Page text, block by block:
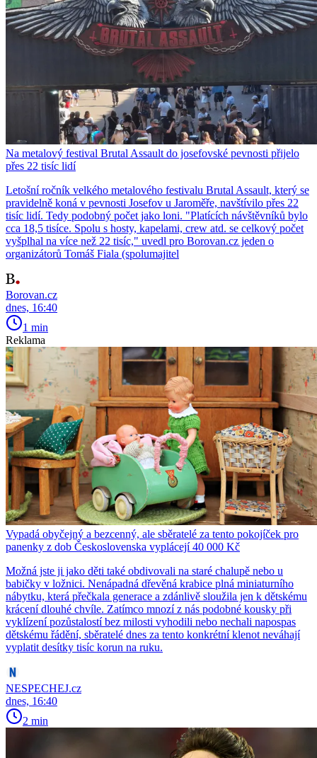
Na metalový festival Brutal Assault do josefovské pevnosti přijelo
přes 22 tisíc lidí
Letošní ročník velkého metalového festivalu Brutal Assault, který se
pravidelně koná v pevnosti Josefov u Jaroměře, navštívilo přes 22
tisíc lidí. Tedy podobný počet jako loni. "Platících návštěvníků bylo
cca 18,5 tisíce. Spolu s hosty, kapelami, crew atd. se celkový počet
vyšplhal na více než 22 tisíc," uvedl pro Borovan.cz jeden o
organizátorů Tomáš Fiala (spolumajitel
Borovan.cz
dnes, 16:40
1 min
Reklama
Vypadá obyčejný a bezcenný, ale sběratelé za tento pokojíček pro
panenky z dob Československa vyplácejí 40 000 Kč
Možná jste ji jako děti také obdivovali na staré chalupě nebo u
babičky v ložnici. Nenápadná dřevěná krabice plná miniaturního
nábytku, která přečkala generace a zdánlivě sloužila jen k dětskému
krácení dlouhé chvíle. Zatímco mnozí z nás podobné kousky při
vyklízení pozůstalostí bez milosti vyhodili nebo nechali napospas
dětskému řádění, sběratelé dnes za tento konkrétní klenot neváhají
vyplatit desítky tisíc korun na ruku.
NESPECHEJ.cz
dnes, 16:40
2 min